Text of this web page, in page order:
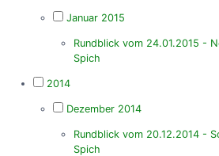
Januar 2015
Rundblick vom 24.01.2015 -
Spich
2014
Dezember 2014
Rundblick vom 20.12.2014 -
Spich